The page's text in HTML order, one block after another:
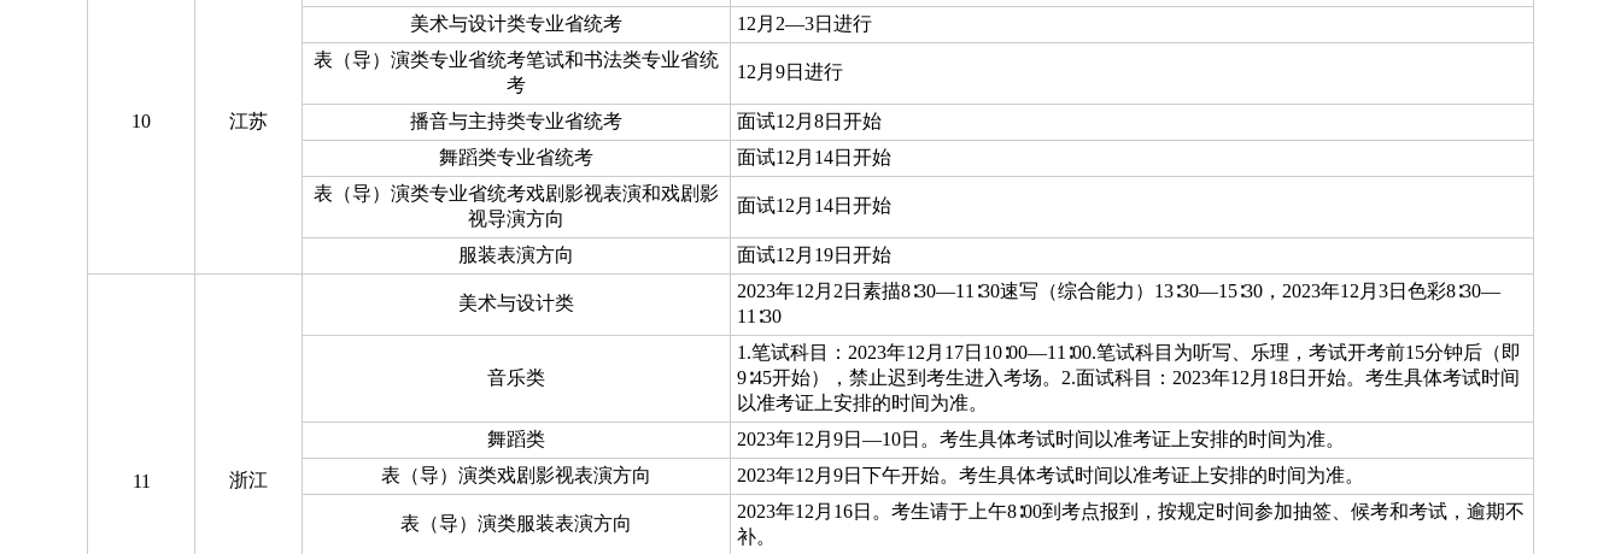
10 江苏
美术与设计类专业省统考
12月2—3日进行
表（导）演类专业省统考笔试和书法类专业省统
考
12月9日进行
播音与主持类专业省统考
面试12月8日开始
舞蹈类专业省统考
面试12月14日开始
表（导）演类专业省统考戏剧影视表演和戏剧影
视导演方向
面试12月14日开始
服装表演方向 面试12月19日开始
11 浙江
美术与设计类
2023年12月2日素描8∶30—11∶30速写（综合能力）13∶30—15∶30，2023年12月3日色彩8∶30—
11∶30
音乐类
1.笔试科目：2023年12月17日10∶00—11∶00.笔试科目为听写、乐理，考试开考前15分钟后（即
9∶45开始），禁止迟到考生进入考场。2.面试科目：2023年12月18日开始。考生具体考试时间
以准考证上安排的时间为准。
舞蹈类
2023年12月9日—10日。考生具体考试时间以准考证上安排的时间为准。
表（导）演类戏剧影视表演方向
2023年12月9日下午开始。考生具体考试时间以准考证上安排的时间为准。
表（导）演类服装表演方向
2023年12月16日。考生请于上午8∶00到考点报到，按规定时间参加抽签、候考和考试，逾期不
补。